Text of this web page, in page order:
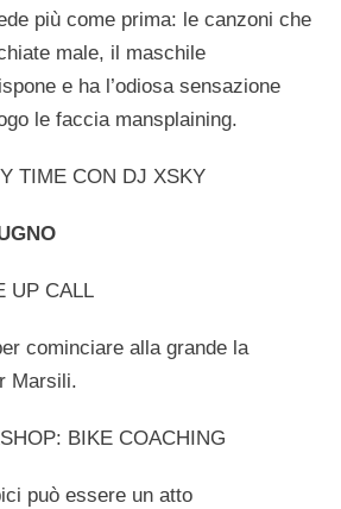
più come prima: le canzoni che
male, il maschile
e ha l’odiosa sensazione
le faccia mansplaining.
TIME CON DJ XSKY
UP CALL
cominciare alla grande la
Marsili.
BIKE COACHING
può essere un atto